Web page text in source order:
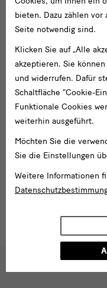
sich das Programm der
auch zuneuen
www.skd.museum/
Wir möchten Sie
und bitten um
#semperbau2020 und
Social Media.
bieten. Dazu zählen
Seite notwendig sind.
Klicken Sie auf „Alle
akzeptieren. Sie
und widerrufen. Dafür
Schaltfläche "Cookie-
Funktionale Cookies
weiterhin ausgeführt.
Möchten Sie die
Sie die Einstellungen
Weitere Informationen